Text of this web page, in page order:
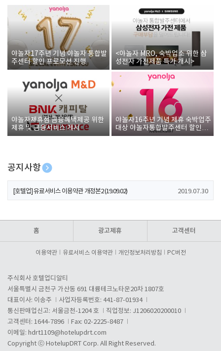
야놀자17주년 기념 야놀자 통합발
주센터 할인 프로모션 진행
<야놀자 MRO, 숙박업소 위한 삼
성전자 가전제품 특가 개시>
야놀자제휴점 금융혜택제공 위한
제휴 및 금융서비스 게시
야놀자16주년 기념 제휴 숙박업주
대상 야놀자통합발주센터 할인쿠
폰 증정
공지사항
[호텔업] 개인정보 처리방침 개정본1 (19.09.02)
[호텔업] 유료서비스 이용약관 개정본2 (19.09.02) 2019.07.30
홈 광고제휴 고객센터
이용약관 유료서비스 이용약관 개인정보처리방침 PC버전
주식회사 호텔업디알티
서울특별시 금천구 가산동 691 대륭테크노타운20차 1807호
대표이사: 이송주
사업자등록번호: 441-87-01934
통신판매업신고: 서울금천-1204 호
직업정보: J1206020200010
고객센터: 1644-7896
Fax: 02-2225-8487
이메일: hdrt1109@hotelupdrt.com
Copyright ⓒ HotelupDRT Corp. All Right Reserved.